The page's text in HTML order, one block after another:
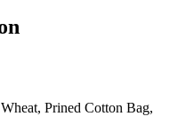
Prined Cotton Bag,